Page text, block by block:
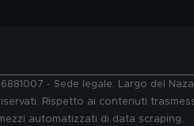
- Sede legale: Largo del
Rispetto ai contenuti
automatizzati di data scraping.